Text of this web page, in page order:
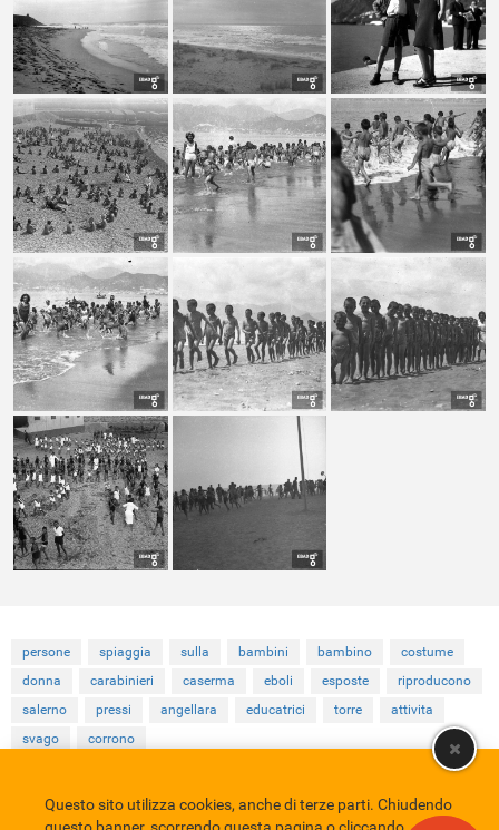
persone spiaggia sulla bambini bambino
costume
donna
carabinieri caserma eboli esposte
riproducono
salerno
pressi angellara educatrici torre
attivita
svago
corrono
Comune di Eboli Servizio Bibliotecario Nazionale Privacy policy
Questo sito utilizza cookies, anche di terze parti. Chiudendo